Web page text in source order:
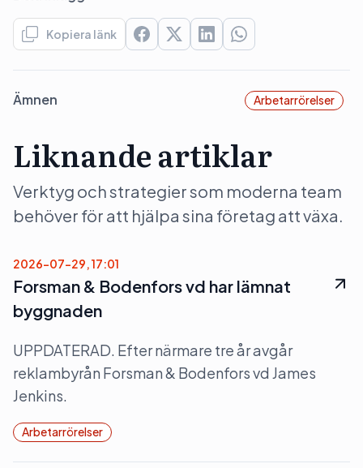
Kopiera länk
Ämnen Arbetarrörelser
Liknande artiklar
Verktyg och strategier som moderna team
behöver för att hjälpa sina företag att växa.
2026-07-29, 17:01
Forsman & Bodenfors vd har lämnat
byggnaden
UPPDATERAD. Efter närmare tre år avgår
reklambyrån Forsman & Bodenfors vd James
Jenkins.
Arbetarrörelser